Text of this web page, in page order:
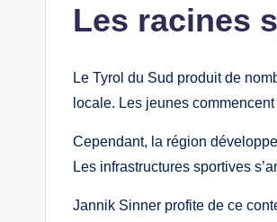
Les racines
Le Tyrol du Sud produit de
locale. Les jeunes
Cependant, la région
Les infrastructures sportives
Jannik Sinner profite de ce